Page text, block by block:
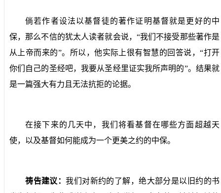
倘若作者设法以基督徒的著作证明基督就是更好的中
保，那么不信的犹太人读者就会说，“我们不接受那些著作是
从上帝而来的”。所以，他实际上很有智慧的回答说，“打开
你们自己的圣经吧，我要从圣经里证实我所声明的”。结果就
是一篇强大有力且无法抗拒的论据。
在接下来的几天中，我们将看基督在哪些方面超越天
使，以及基督如何能成为一个更美之约的中保。
祷告建议：我们对新约的了解，绝大部分是以旧约的书